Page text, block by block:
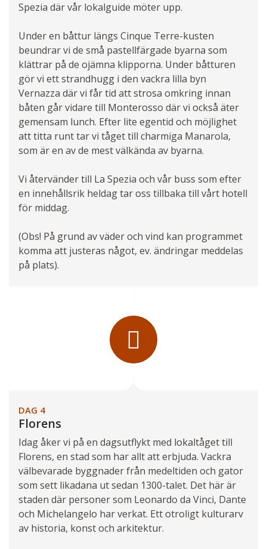
Spezia där vår lokalguide möter upp.
Under en båttur längs Cinque Terre-kusten
beundrar vi de små pastellfärgade byarna som
klättrar på de ojämna klipporna. Under båtturen
gör vi ett strandhugg i den vackra lilla byn
Vernazza där vi får tid att strosa omkring innan
båten går vidare till Monterosso där vi också äter
gemensam lunch. Efter lite egentid och möjlighet
att titta runt tar vi tåget till charmiga Manarola,
som är en av de mest välkända av byarna.
Vi återvänder till La Spezia och vår buss som efter
en innehållsrik heldag tar oss tillbaka till vårt hotell
för middag.
(Obs! På grund av väder och vind kan programmet
komma att justeras något, ev. ändringar meddelas
på plats).
DAG 4
Florens
Idag åker vi på en dagsutflykt med lokaltåget till
Florens, en stad som har allt att erbjuda. Vackra
välbevarade byggnader från medeltiden och gator
som sett likadana ut sedan 1300-talet. Det här är
staden där personer som Leonardo da Vinci, Dante
och Michelangelo har verkat. Ett otroligt kulturarv
av historia, konst och arkitektur.